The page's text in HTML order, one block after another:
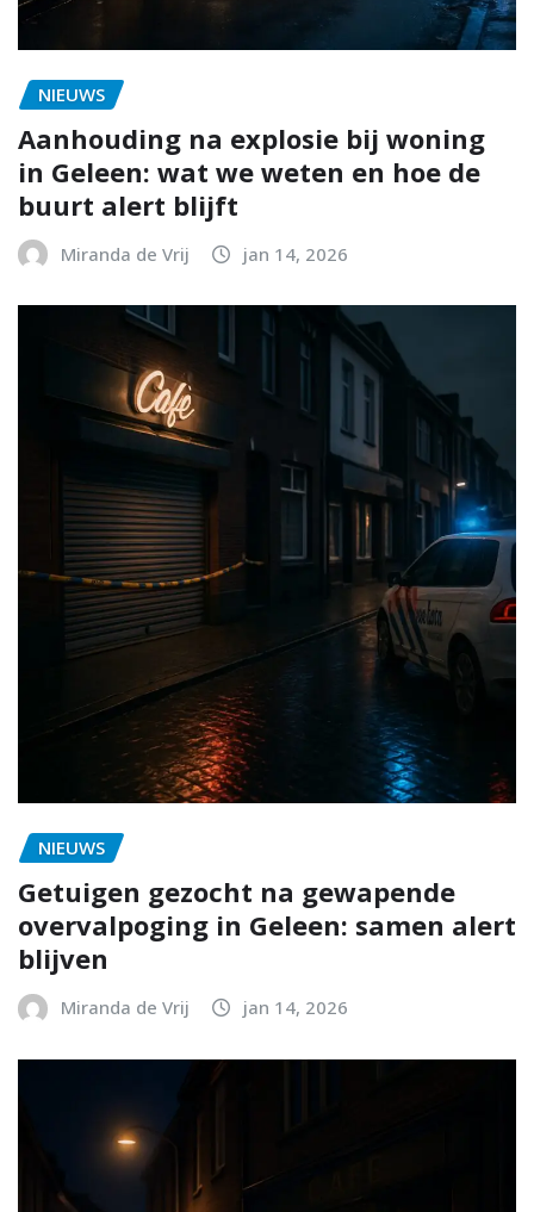
NIEUWS
Aanhouding na explosie bij woning
in Geleen: wat we weten en hoe de
buurt alert blijft
Miranda de Vrij jan 14, 2026
NIEUWS
Getuigen gezocht na gewapende
overvalpoging in Geleen: samen alert
blijven
Miranda de Vrij jan 14, 2026